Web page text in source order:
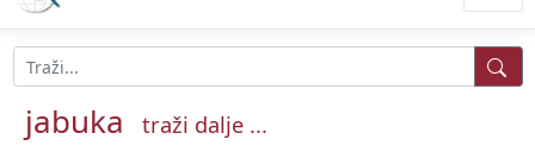
jabuka traži dalje ...